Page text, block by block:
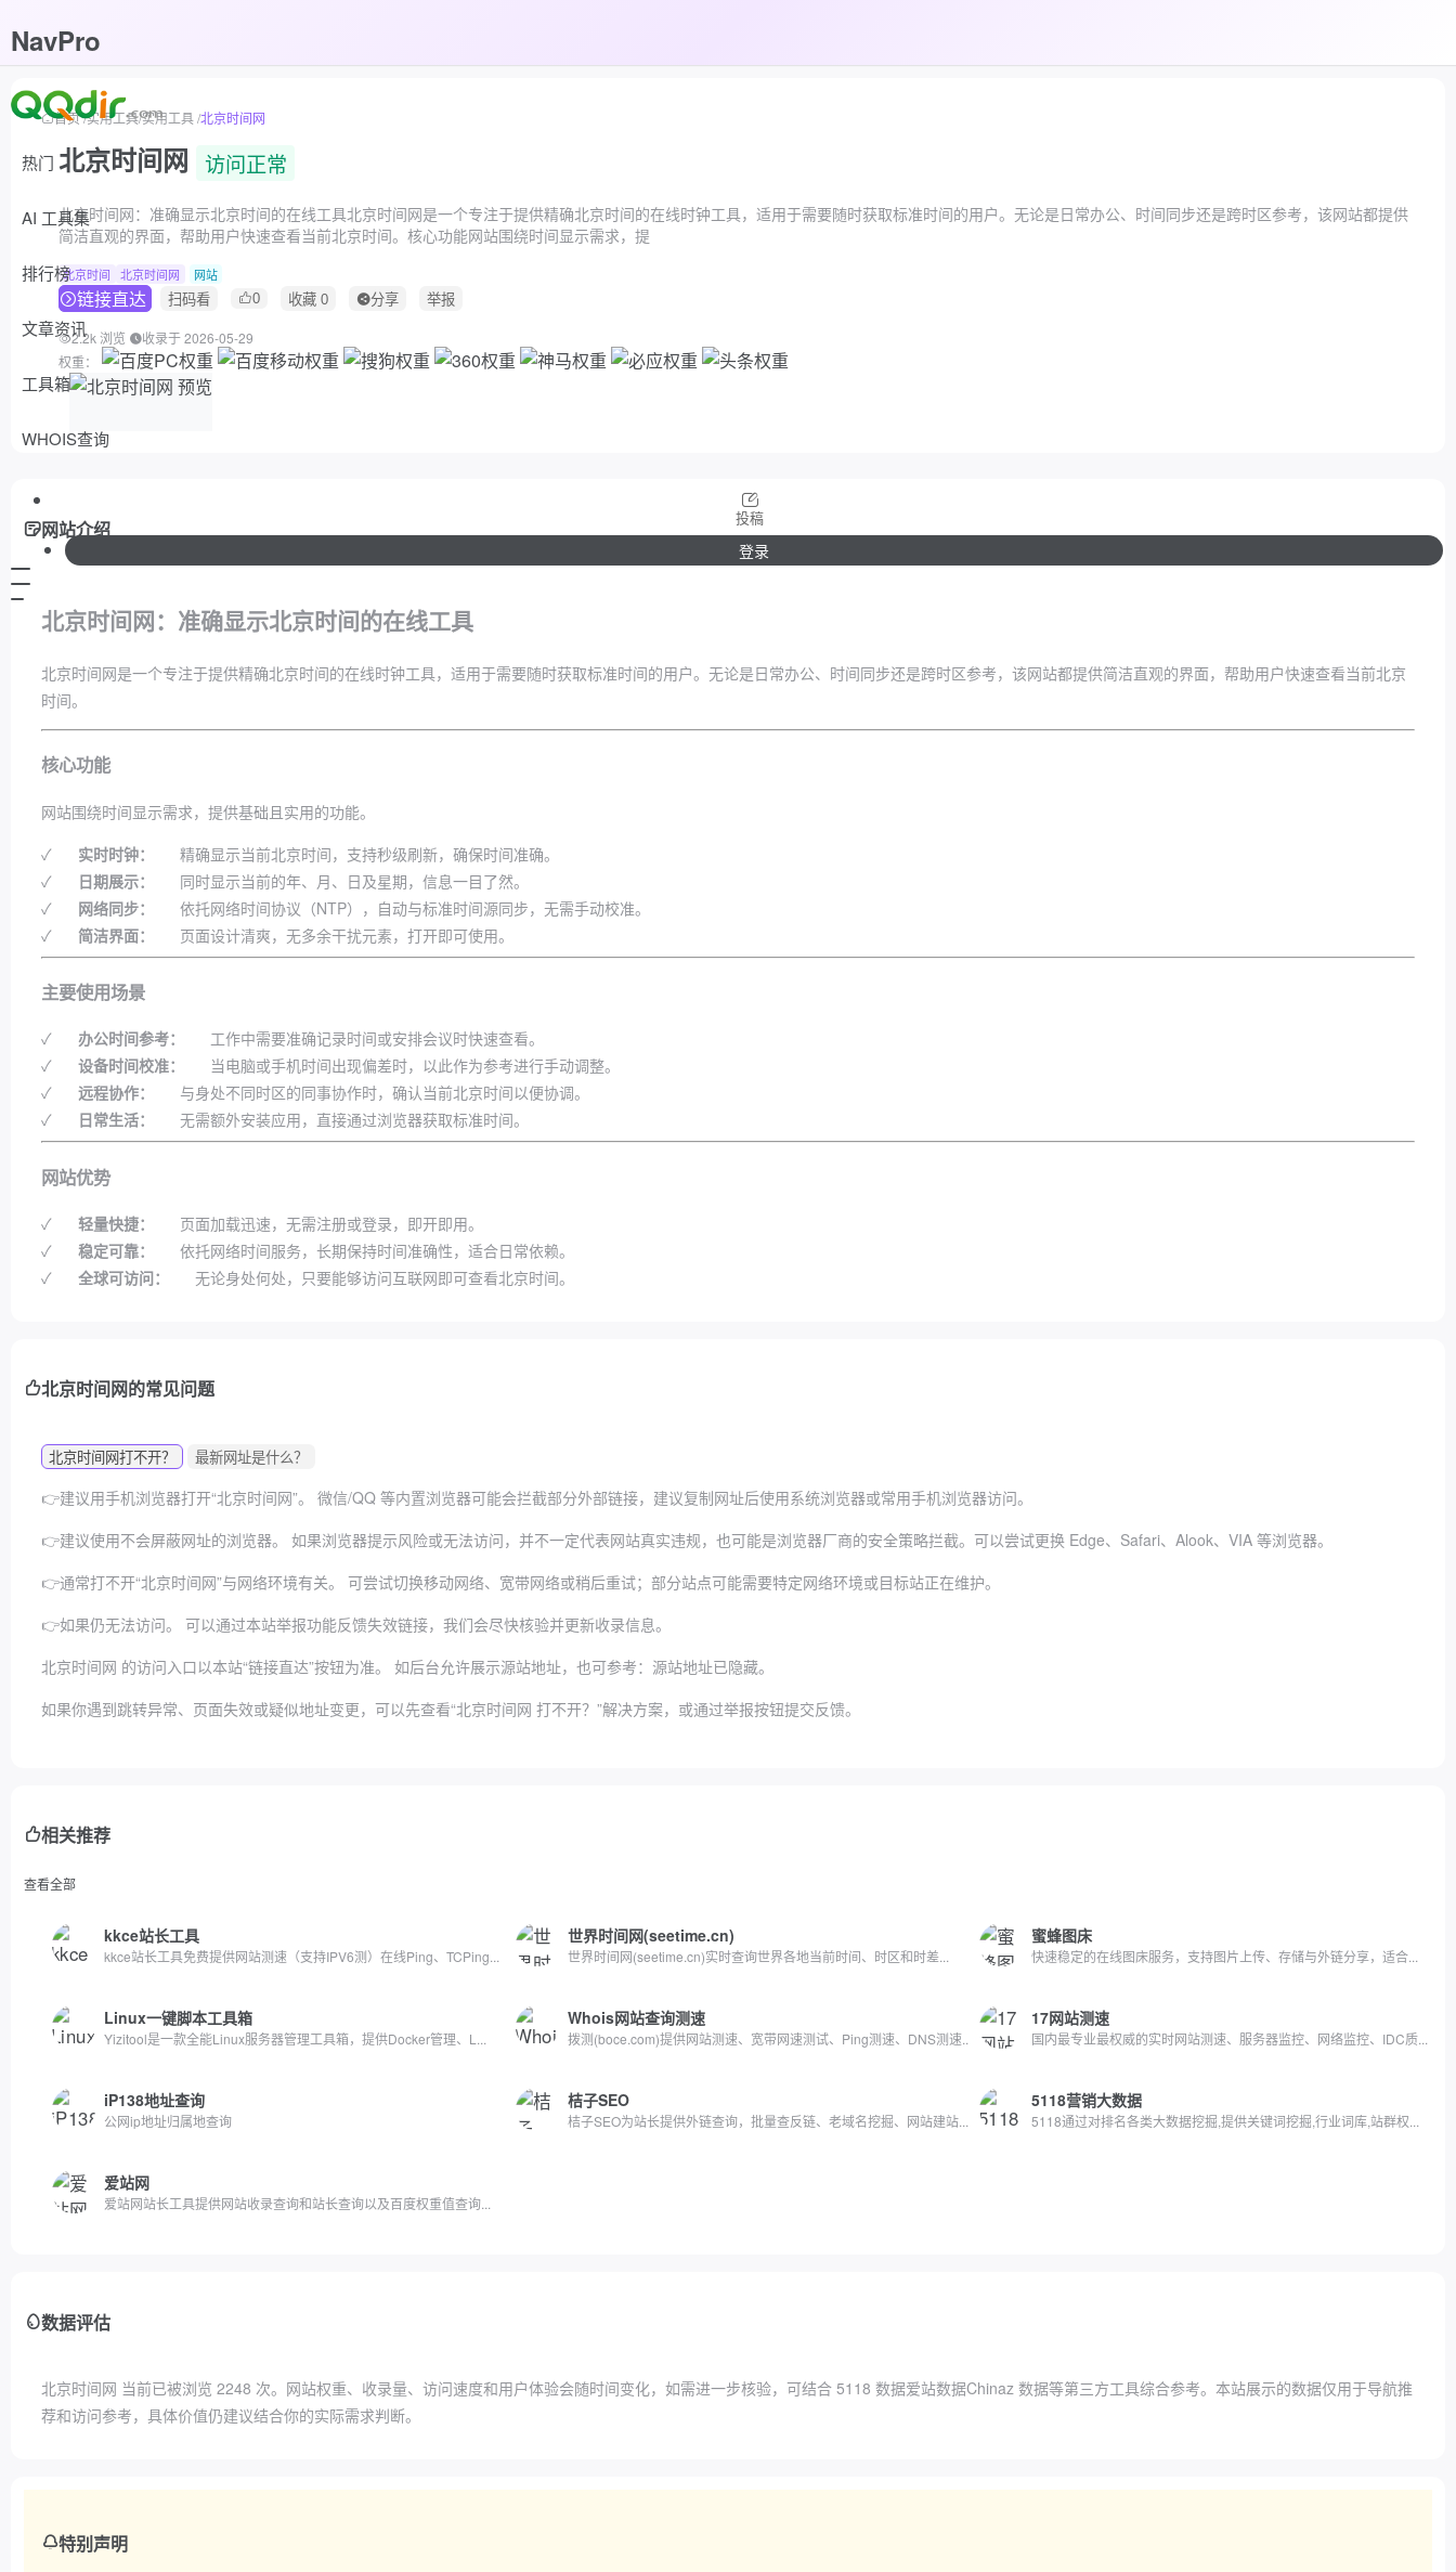
NavPro
热门
AI 工具集
排行榜
文章资讯
工具箱
WHOIS查询
投稿
登录
首页/实用工具/实用工具/北京时间网
北京时间网 访问正常
北京时间网：准确显示北京时间的在线工具北京时间网是一个专注于提供精确北京时间的在线时钟工具，适用于需要随时获取标准时间的用户。无论是日常办公、时间同步还是跨时区参考，该网站都提供
简洁直观的界面，帮助用户快速查看当前北京时间。核心功能网站围绕时间显示需求，提
北京时间 北京时间网 网站
链接直达 扫码看 0 收藏 0 分享 举报
2.2k 浏览
收录于 2026-05-29
权重：
网站介绍
北京时间网：准确显示北京时间的在线工具
北京时间网是一个专注于提供精确北京时间的在线时钟工具，适用于需要随时获取标准时间的用户。无论是日常办公、时间同步还是跨时区参考，该网站都提供简洁直观的界面，帮助用户快速查看当前北京
时间。
核心功能
网站围绕时间显示需求，提供基础且实用的功能。
✓
实时时钟：
精确显示当前北京时间，支持秒级刷新，确保时间准确。
✓
日期展示：
同时显示当前的年、月、日及星期，信息一目了然。
✓
网络同步：
依托网络时间协议（NTP），自动与标准时间源同步，无需手动校准。
✓
简洁界面： 页面设计清爽，无多余干扰元素，打开即可使用。
主要使用场景
✓ 办公时间参考：
工作中需要准确记录时间或安排会议时快速查看。
✓
设备时间校准：
当电脑或手机时间出现偏差时，以此作为参考进行手动调整。
✓
远程协作：
与身处不同时区的同事协作时，确认当前北京时间以便协调。
✓
日常生活： 无需额外安装应用，直接通过浏览器获取标准时间。
网站优势
✓ 轻量快捷：
页面加载迅速，无需注册或登录，即开即用。
✓
稳定可靠：
依托网络时间服务，长期保持时间准确性，适合日常依赖。
✓
全球可访问： 无论身处何处，只要能够访问互联网即可查看北京时间。
北京时间网的常见问题
北京时间网打不开？ 最新网址是什么？
👉建议用手机浏览器打开“北京时间网”。
微信/QQ 等内置浏览器可能会拦截部分外部链接，建议复制网址后使用系统浏览器或常用手机浏览器访问。
👉建议使用不会屏蔽网址的浏览器。
如果浏览器提示风险或无法访问，并不一定代表网站真实违规，也可能是浏览器厂商的安全策略拦截。可以尝试更换 Edge、Safari、Alook、VIA 等浏览器。
👉通常打不开“北京时间网”与网络环境有关。
可尝试切换移动网络、宽带网络或稍后重试；部分站点可能需要特定网络环境或目标站正在维护。
👉如果仍无法访问。
可以通过本站举报功能反馈失效链接，我们会尽快核验并更新收录信息。
北京时间网 的访问入口以本站“链接直达”按钮为准。
如后台允许展示源站地址，也可参考： 源站地址已隐藏。
如果你遇到跳转异常、页面失效或疑似地址变更，可以先查看“北京时间网 打不开？”解决方案，或通过举报按钮提交反馈。
相关推荐
查看全部
kkce站长工具
kkce站长工具免费提供网站测速（支持IPV6测）在线Ping、TCPing...
世界时间网(seetime.cn)
世界时间网(seetime.cn)实时查询世界各地当前时间、时区和时差...
蜜蜂图床
快速稳定的在线图床服务，支持图片上传、存储与外链分享，适合...
Linux一键脚本工具箱
Yizitool是一款全能Linux服务器管理工具箱，提供Docker管理、L...
Whois网站查询测速
拨测(boce.com)提供网站测速、宽带网速测试、Ping测速、DNS测速...
17网站测速
国内最专业最权威的实时网站测速、服务器监控、网络监控、IDC质...
iP138地址查询
公网ip地址归属地查询
桔子SEO
桔子SEO为站长提供外链查询，批量查反链、老域名挖掘、网站建站...
5118营销大数据
5118通过对排名各类大数据挖掘,提供关键词挖掘,行业词库,站群权...
爱站网
爱站网站长工具提供网站收录查询和站长查询以及百度权重值查询...
数据评估
北京时间网 当前已被浏览 2248 次。网站权重、收录量、访问速度和用户体验会随时间变化，如需进一步核验，可结合 5118 数据爱站数据Chinaz 数据等第三方工具综合参考。本站展示的数据仅用于导航推
荐和访问参考，具体价值仍建议结合你的实际需求判断。
特别声明